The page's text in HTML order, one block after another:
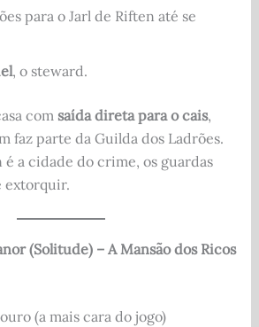
para o Jarl de Riften até se
, o steward.
com saída direta para o cais,
faz parte da Guilda dos Ladrões.
a cidade do crime, os guardas
extorquir.
(Solitude) – A Mansão dos Ricos
(a mais cara do jogo)